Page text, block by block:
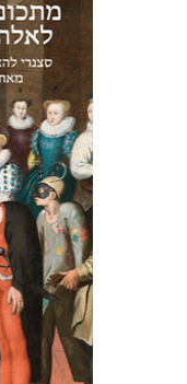
אהובה